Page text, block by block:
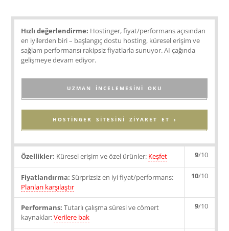
Hızlı değerlendirme: Hostinger, fiyat/performans açısından
en iyilerden biri – başlangıç dostu hosting, küresel erişim ve
sağlam performansı rakipsiz fiyatlarla sunuyor. AI çağında
gelişmeye devam ediyor.
UZMAN INCELEMESINI OKU
HOSTINGER SITESINI ZIYARET ET ›
Özellikler: Küresel erişim ve özel ürünler: Keşfet 9/10
Fiyatlandırma: Sürprizsiz en iyi fiyat/performans:
Planları karşılaştır
10/10
Performans: Tutarlı çalışma süresi ve cömert
kaynaklar:Verilere bak
9/10